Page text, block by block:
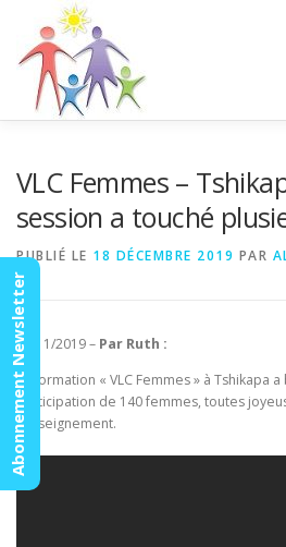
contenu
VLC Femmes –
session a touché
PUBLIÉ LE 18 DÉCEMBRE 2019 PAR
16/11/2019 – Par Ruth :
La formation « VLC Femmes » à Tshikapa
participation de 140 femmes, toutes
l’enseignement.
Abonnement Newsletter